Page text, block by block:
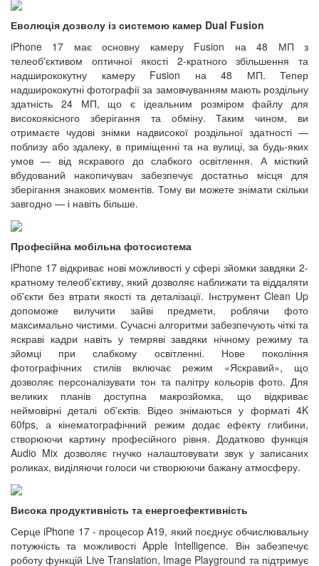
Еволюція дозволу із системою камер Dual Fusion
iPhone 17 має основну камеру Fusion на 48 МП з
телеоб'єктивом оптичної якості 2-кратного збільшення та
надширококутну камеру Fusion на 48 МП. Тепер
надширококутні фотографії за замовчуванням мають роздільну
здатність 24 МП, що є ідеальним розміром файлу для
високоякісного зберігання та обміну. Таким чином, ви
отримаєте чудові знімки надвисокої роздільної здатності —
поблизу або здалеку, в приміщенні та на вулиці, за будь-яких
умов — від яскравого до слабкого освітлення. А місткий
вбудований накопичувач забезпечує достатньо місця для
зберігання знакових моментів. Тому ви можете знімати скільки
завгодно — і навіть більше.
Професійна мобільна фотосистема
iPhone 17 відкриває нові можливості у сфері зйомки завдяки 2-
кратному телеоб'єктиву, який дозволяє наближати та віддаляти
об'єкти без втрати якості та деталізації. Інструмент Clean Up
допоможе вилучити зайві предмети, роблячи фото
максимально чистими. Сучасні алгоритми забезпечують чіткі та
яскраві кадри навіть у темряві завдяки нічному режиму та
зйомці при слабкому освітленні. Нове покоління
фотографічних стилів включає режим «Яскравий», що
дозволяє персоналізувати тон та палітру кольорів фото. Для
великих планів доступна макрозйомка, що відкриває
неймовірні деталі об'єктів. Відео знімаються у форматі 4K
60fps, а кінематографічний режим додає ефекту глибини,
створюючи картину професійного рівня. Додатково функція
Audio Mix дозволяє гнучко налаштовувати звук у записаних
роликах, виділяючи голоси чи створюючи бажану атмосферу.
Висока продуктивність та енергоефективність
Серце iPhone 17 - процесор A19, який поєднує обчислювальну
потужність та можливості Apple Intelligence. Він забезпечує
роботу функцій Live Translation, Image Playground та підтримує